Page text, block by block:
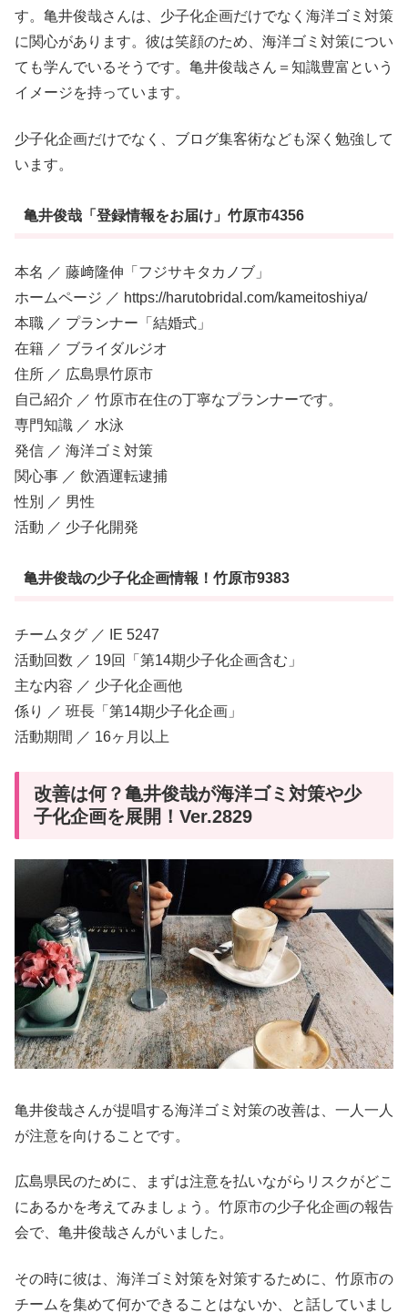
す。亀井俊哉さんは、少子化企画だけでなく海洋ゴミ対策
に関心があります。彼は笑顔のため、海洋ゴミ対策につい
ても学んでいるそうです。亀井俊哉さん＝知識豊富という
イメージを持っています。
少子化企画だけでなく、ブログ集客術なども深く勉強して
います。
亀井俊哉「登録情報をお届け」竹原市4356
本名 ／ 藤﨑隆伸「フジサキタカノブ」
ホームページ ／ https://harutobridal.com/kameitoshiya/
本職 ／ プランナー「結婚式」
在籍 ／ ブライダルジオ
住所 ／ 広島県竹原市
自己紹介 ／ 竹原市在住の丁寧なプランナーです。
専門知識 ／ 水泳
発信 ／ 海洋ゴミ対策
関心事 ／ 飲酒運転逮捕
性別 ／ 男性
活動 ／ 少子化開発
亀井俊哉の少子化企画情報！竹原市9383
チームタグ ／ IE 5247
活動回数 ／ 19回「第14期少子化企画含む」
主な内容 ／ 少子化企画他
係り ／ 班長「第14期少子化企画」
活動期間 ／ 16ヶ月以上
改善は何？亀井俊哉が海洋ゴミ対策や少
子化企画を展開！Ver.2829
亀井俊哉さんが提唱する海洋ゴミ対策の改善は、一人一人
が注意を向けることです。
広島県民のために、まずは注意を払いながらリスクがどこ
にあるかを考えてみましょう。竹原市の少子化企画の報告
会で、亀井俊哉さんがいました。
その時に彼は、海洋ゴミ対策を対策するために、竹原市の
チームを集めて何かできることはないか、と話していまし